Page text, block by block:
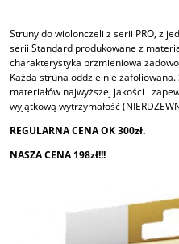
Struny do wiolonczeli z serii PRO, z
serii Standard produkowane z
charakterystyka brzmieniowa
Każda struna oddzielnie
materiałów najwyższej jakości i
wyjątkową wytrzymałość
REGULARNA CENA OK 300zł.
NASZA CENA 198zł!!!